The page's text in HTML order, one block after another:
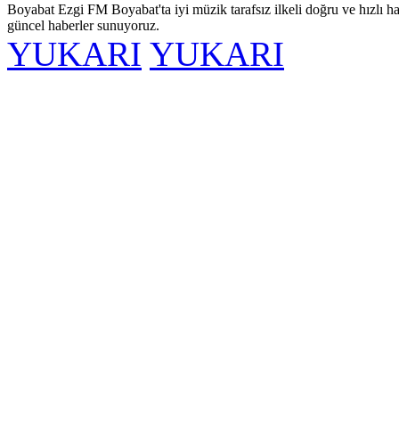
Boyabat Ezgi FM Boyabat'ta iyi müzik tarafsız ilkeli doğru ve hızlı
güncel haberler sunuyoruz.
YUKARI YUKARI